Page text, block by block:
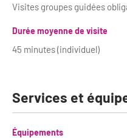
Visites groupes guidées
Durée moyenne de visite
45 minutes (individuel)
Services et
Équipements